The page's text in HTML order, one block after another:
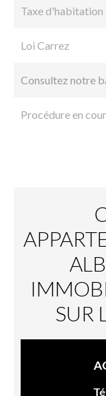
Taxe d'habitation
Loi Carrez
Consultez notre
Procédure en
SUR